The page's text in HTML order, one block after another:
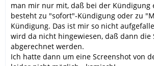
man mir nur mit, daß bei der Kündigung
besteht zu "sofort"-Kündigung oder zu
Kündigung. Das ist mir so nicht
wird da nicht hingewiesen, daß dann die
abgerechnet werden.
Ich hatte dann um eine Screenshot von